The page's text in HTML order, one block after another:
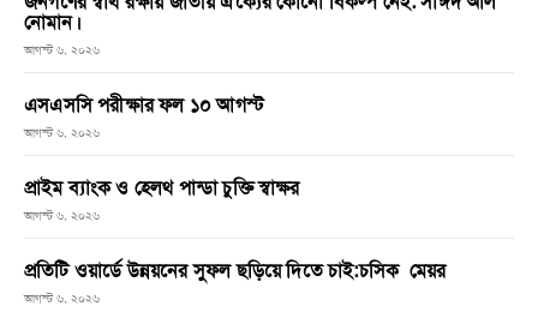
নোমান।
আগস্ট ৬, ২০২৬
এসএসসি পরীক্ষার ফল ১০ আগস্ট
আগস্ট ৬, ২০২৬
প্রাইম ব্যাংক ও হেলথ পান্ডা চুক্তি স্বাক্ষর
আগস্ট ৬, ২০২৬
প্রতিটি ওয়ার্ডে উন্নয়নের সুফল ছড়িয়ে দিতে চাই:চসিক মেয়র
আগস্ট ৬, ২০২৬